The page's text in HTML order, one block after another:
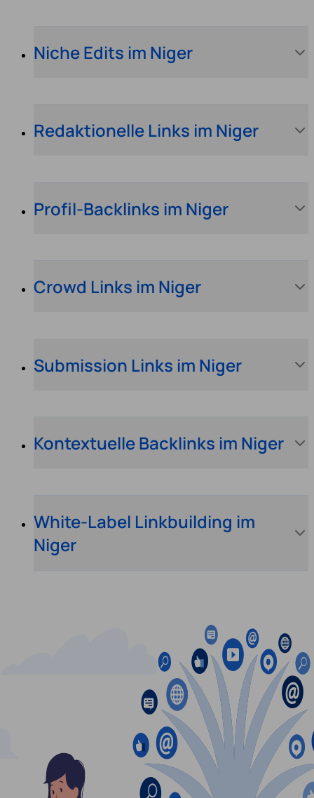
Niche Edits im Niger
Redaktionelle Links im Niger
Profil-Backlinks im Niger
Crowd Links im Niger
Submission Links im Niger
Kontextuelle Backlinks im Niger
White-Label Linkbuilding im
Niger